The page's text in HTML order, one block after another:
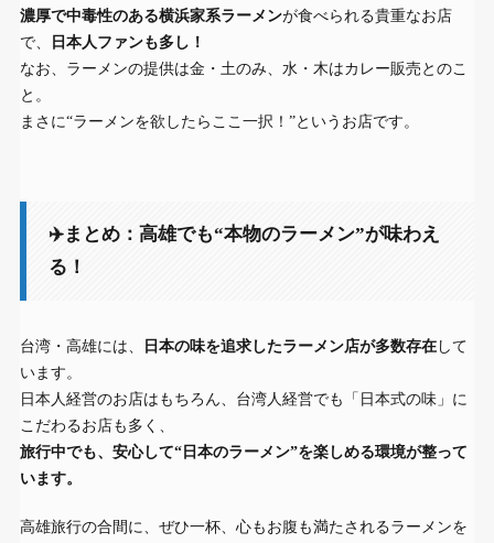
濃厚で中毒性のある横浜家系ラーメンが食べられる貴重なお店
で、
日本人ファンも多し！
なお、ラーメンの提供は金・土のみ、水・木はカレー販売とのこ
と。
まさに“ラーメンを欲したらここ一択！”というお店です。
✈️まとめ：高雄でも“本物のラーメン”が味わえ
る！
台湾・高雄には、 日本の味を追求したラーメン店が多数存在して
います。
日本人経営のお店はもちろん、台湾人経営でも「日本式の味」に
こだわるお店も多く、
旅行中でも、安心して“日本のラーメン”を楽しめる環境が整って
います。
高雄旅行の合間に、ぜひ一杯、心もお腹も満たされるラーメンを